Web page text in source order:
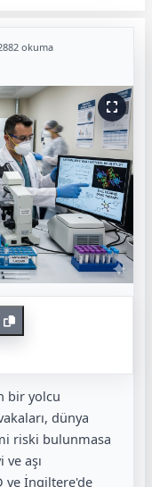
okuma
bir yolcu
dünya
riski bulunmasa
aşı
ve İngiltere'de